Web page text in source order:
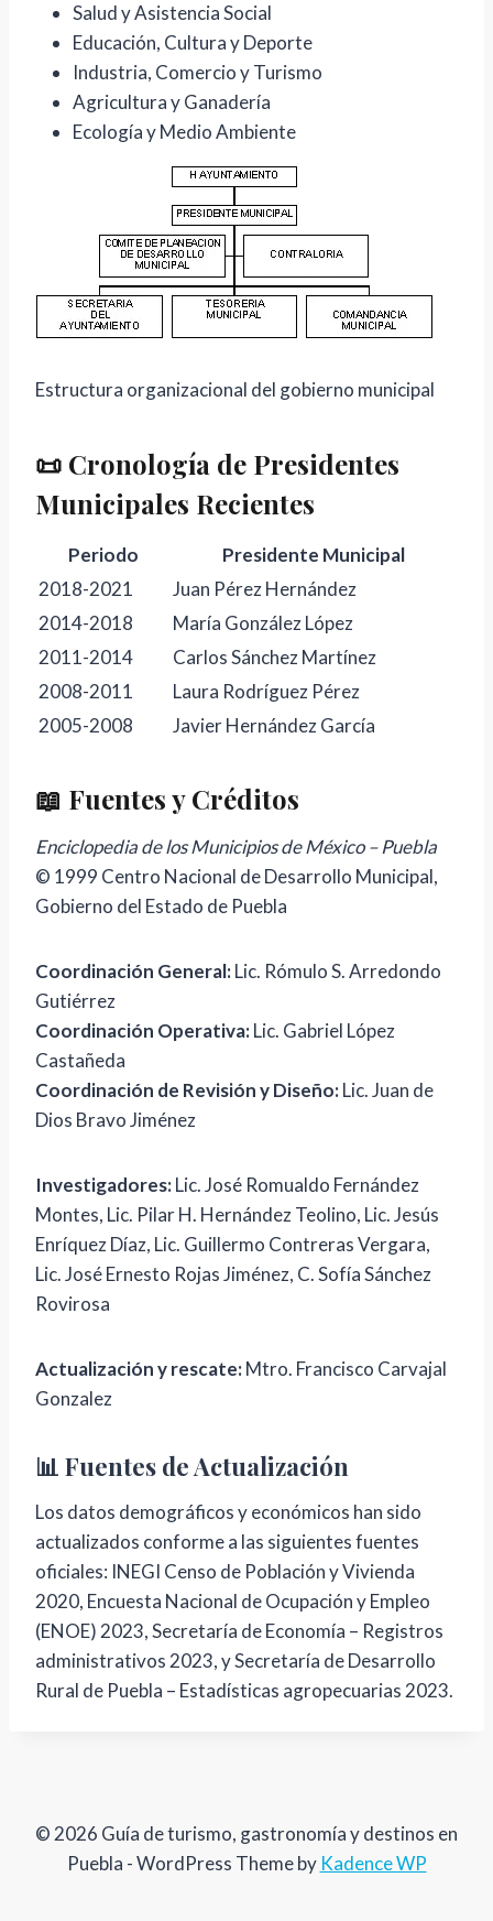
Salud y Asistencia Social
Educación, Cultura y Deporte
Industria, Comercio y Turismo
Agricultura y Ganadería
Ecología y Medio Ambiente
Estructura organizacional del gobierno municipal
📜 Cronología de Presidentes
Municipales Recientes
Periodo
Presidente Municipal
2018-2021
Juan Pérez Hernández
2014-2018
María González López
2011-2014
Carlos Sánchez Martínez
2008-2011
Laura Rodríguez Pérez
2005-2008
Javier Hernández García
📖 Fuentes y Créditos
Enciclopedia de los Municipios de México – Puebla
© 1999 Centro Nacional de Desarrollo Municipal,
Gobierno del Estado de Puebla
Coordinación General:Lic. Rómulo S. Arredondo
Gutiérrez
Coordinación Operativa:Lic. Gabriel López
Castañeda
Coordinación de Revisión y Diseño:Lic. Juan de
Dios Bravo Jiménez
Investigadores:Lic. José Romualdo Fernández
Montes, Lic. Pilar H. Hernández Teolino, Lic. Jesús
Enríquez Díaz, Lic. Guillermo Contreras Vergara,
Lic. José Ernesto Rojas Jiménez, C. Sofía Sánchez
Rovirosa
Actualización y rescate:Mtro. Francisco Carvajal
Gonzalez
📊 Fuentes de Actualización
Los datos demográficos y económicos han sido
actualizados conforme a las siguientes fuentes
oficiales: INEGI Censo de Población y Vivienda
2020, Encuesta Nacional de Ocupación y Empleo
(ENOE) 2023, Secretaría de Economía – Registros
administrativos 2023, y Secretaría de Desarrollo
Rural de Puebla – Estadísticas agropecuarias 2023.
© 2026 Guía de turismo, gastronomía y destinos en
Puebla - WordPress Theme by Kadence WP